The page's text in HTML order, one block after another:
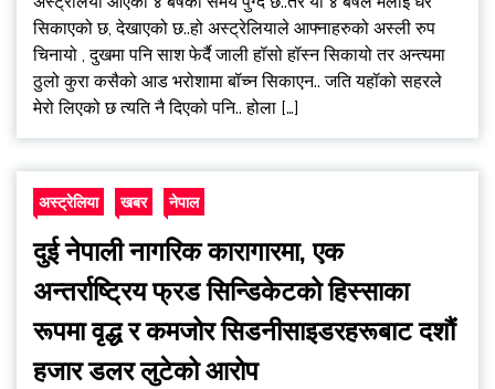
सिकाएको छ, देखाएको छ..हो अस्ट्रेलियाले आफ्नाहरुको अस्ली रुप
चिनायो , दुखमा पनि साश फेर्दै जाली हॉसो हॉस्न सिकायो तर अन्त्यमा
ठुलो कुरा कसैको आड भरोशामा बॉच्न सिकाएन.. जति यहॉको सहरले
मेरो लिएको छ त्यति नै दिएको पनि.. होला […]
अस्ट्रेलिया खबर नेपाल
दुई नेपाली नागरिक कारागारमा, एक
अन्तर्राष्ट्रिय फ्रड सिन्डिकेटको हिस्साका
रूपमा वृद्ध र कमजोर सिडनीसाइडरहरूबाट दशौं
हजार डलर लुटेको आरोप